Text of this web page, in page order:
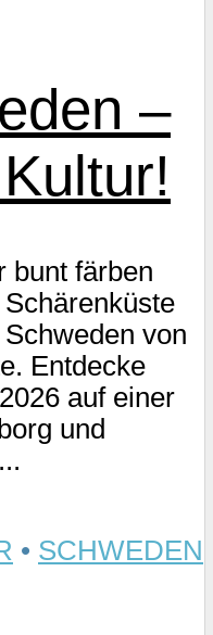
–
bunt färben
von
Entdecke
auf einer
und
• SCHWEDEN